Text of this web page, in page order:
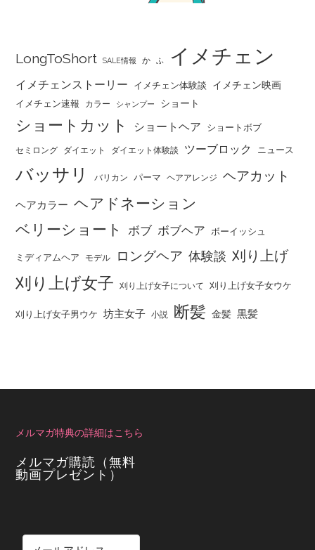
LongToShort SALE情報 か ふ イメチェン
イメチェンストーリー イメチェン体験談 イメチェン映画
イメチェン速報 カラー シャンプー ショート
ショートカット ショートヘア ショートボブ
セミロング ダイエット ダイエット体験談 ツーブロック ニュース
バッサリ バリカン パーマ ヘアアレンジ ヘアカット
ヘアカラー ヘアドネーション
ベリーショート
ボブ ボブヘア ボーイッシュ
ミディアムヘア モデル ロングヘア 体験談 刈り上げ
刈り上げ女子 刈り上げ女子について 刈り上げ女子女ウケ
刈り上げ女子男ウケ 坊主女子 小説 断髪 金髪 黒髪
メルマガ特典の詳細はこちら
メルマガ購読（無料
動画プレゼント）